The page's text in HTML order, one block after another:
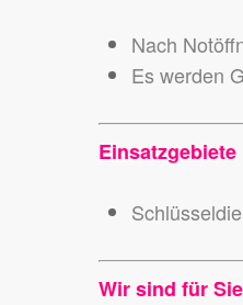
Nach
Es werden
Wir sind für